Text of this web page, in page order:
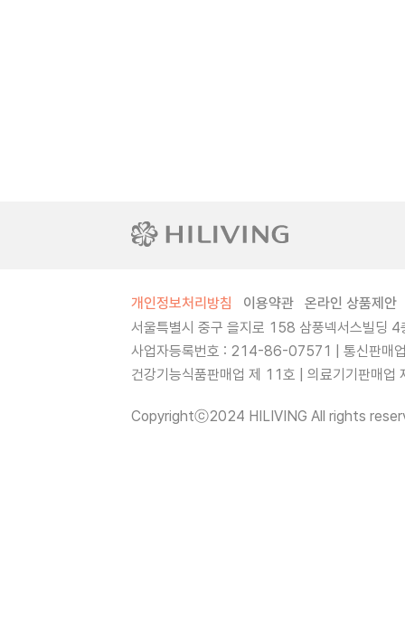
개인정보처리방침 이용약관
온라인 상품제안
서울특별시 중구 을지로 158 삼풍넥서스빌딩
사업자등록번호 : 214-86-07571 | 통신판매
건강기능식품판매업 제 11호 | 의료기기판매
Copyrightⓒ2024 HILIVING All rights